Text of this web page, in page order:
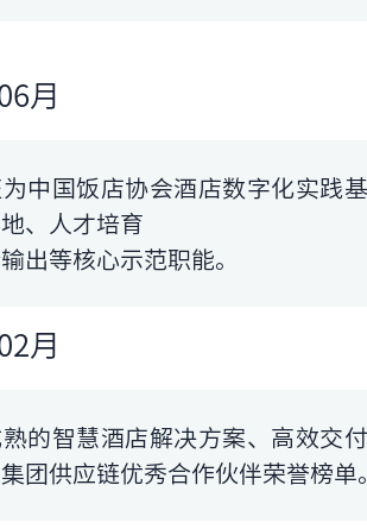
月
中国饭店协会酒店数字化实践
、人才培育
出等核心示范职能。
月
的智慧酒店解决方案、高效交
团供应链优秀合作伙伴荣誉榜单